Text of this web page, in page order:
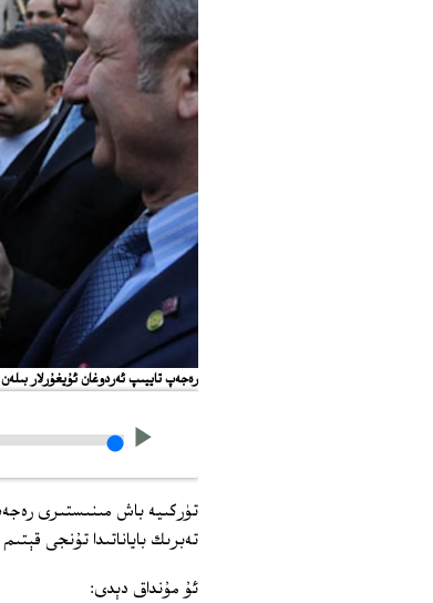
رەجەپ تاييىپ ئەردوغان ئۇيغۇرلار بىلەن قۇچاقلاشتى. 2012-
تۈركىيە باش مىنىستىرى
تەبرىك باياناتىدا تۇنجى
ئۇ مۇنداق دېدى: